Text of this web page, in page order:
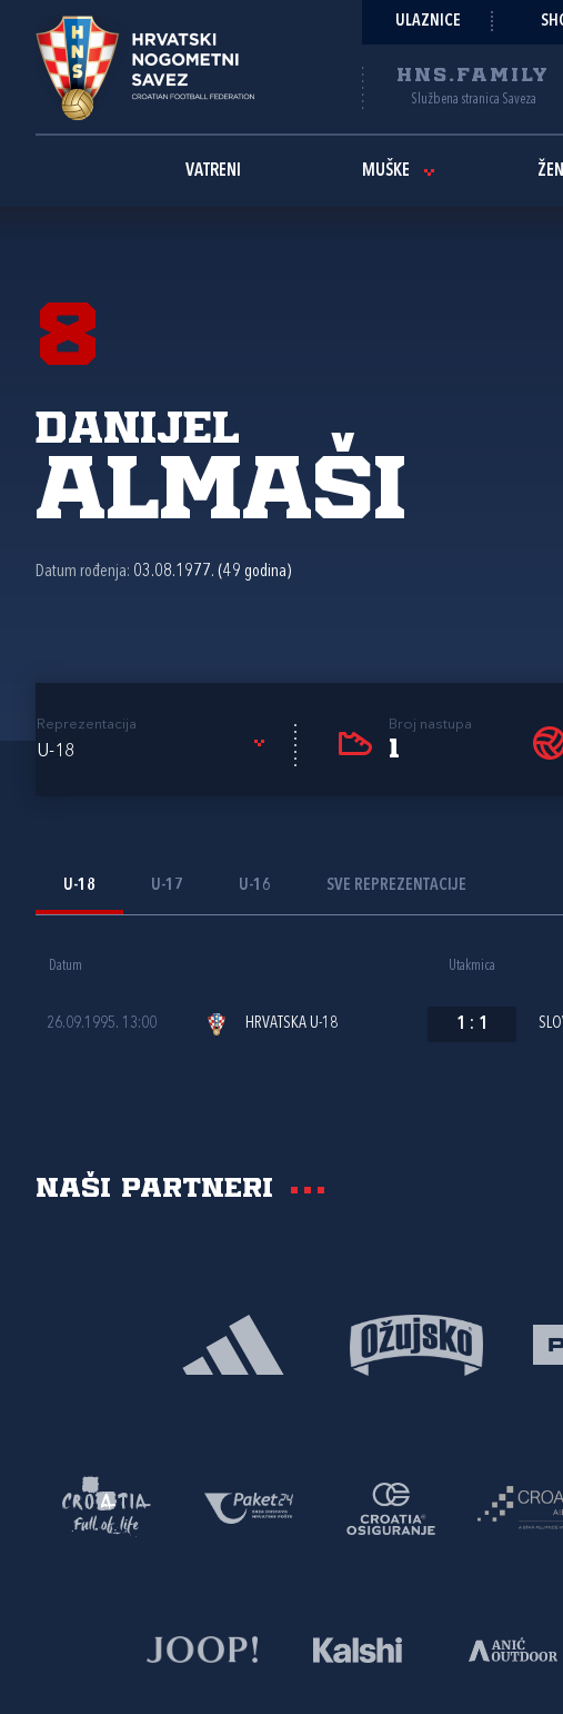
ULAZNICE
HNS.FAMILY
Službena stranica Saveza
VATRENI MUŠKE
8
Danijel
Almaši
Datum rođenja: 03.08.1977. (49 godina)
Reprezentacija
U-18
Broj nastupa
1
U-18 U-17 U-16 SVE REPREZENTACIJE
Datum Utakmica
26.09.1995. 13:00 HRVATSKA U-18 1 : 1
Naši partneri